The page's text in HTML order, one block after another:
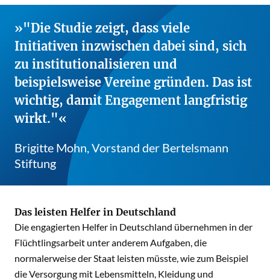
"Die Studie zeigt, dass viele
Initiativen inzwischen dabei sind, sich
zu institutionalisieren und
beispielsweise Vereine gründen. Das ist
wichtig, damit Engagement langfristig
wirkt."
Brigitte Mohn, Vorstand der Bertelsmann
Stiftung
Das leisten Helfer in Deutschland
Die engagierten Helfer in Deutschland übernehmen in der
Flüchtlingsarbeit unter anderem Aufgaben, die
normalerweise der Staat leisten müsste, wie zum Beispiel
die Versorgung mit Lebensmitteln, Kleidung und